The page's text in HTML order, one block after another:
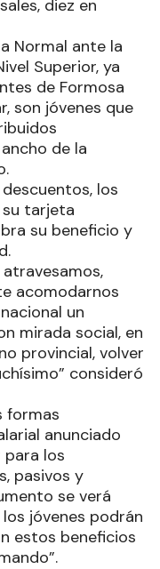
diez en
Normal ante la
Superior, ya
de Formosa
son jóvenes que
de la
los
tarjeta
su beneficio y
acomodarnos
un
mirada social, en
provincial, volver
consideró
formas
anunciado
los
pasivos y
se verá
jóvenes podrán
estos beneficios